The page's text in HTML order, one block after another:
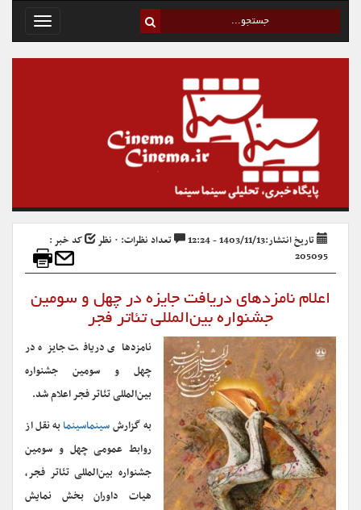
Toggle
تاریخ انتشار:1403/11/13 - 12:24 تعداد نظرات: ۰ نظر
کد خبر :
205095
اعلام نامزدهای دریافت جایزه در چهل و سومین
جشنواره بین‌المللی تئاتر فجر
نامزدهای دریافت جایزه در
چهل و سومین جشنواره
بین‌المللی تئاتر فجر اعلام شد.
به گزارشسینماسینمابه نقل از
روابط عمومی چهل و سومین
جشنواره بین‌المللی تئاتر فجر،
هیات داوران بخش نمایش